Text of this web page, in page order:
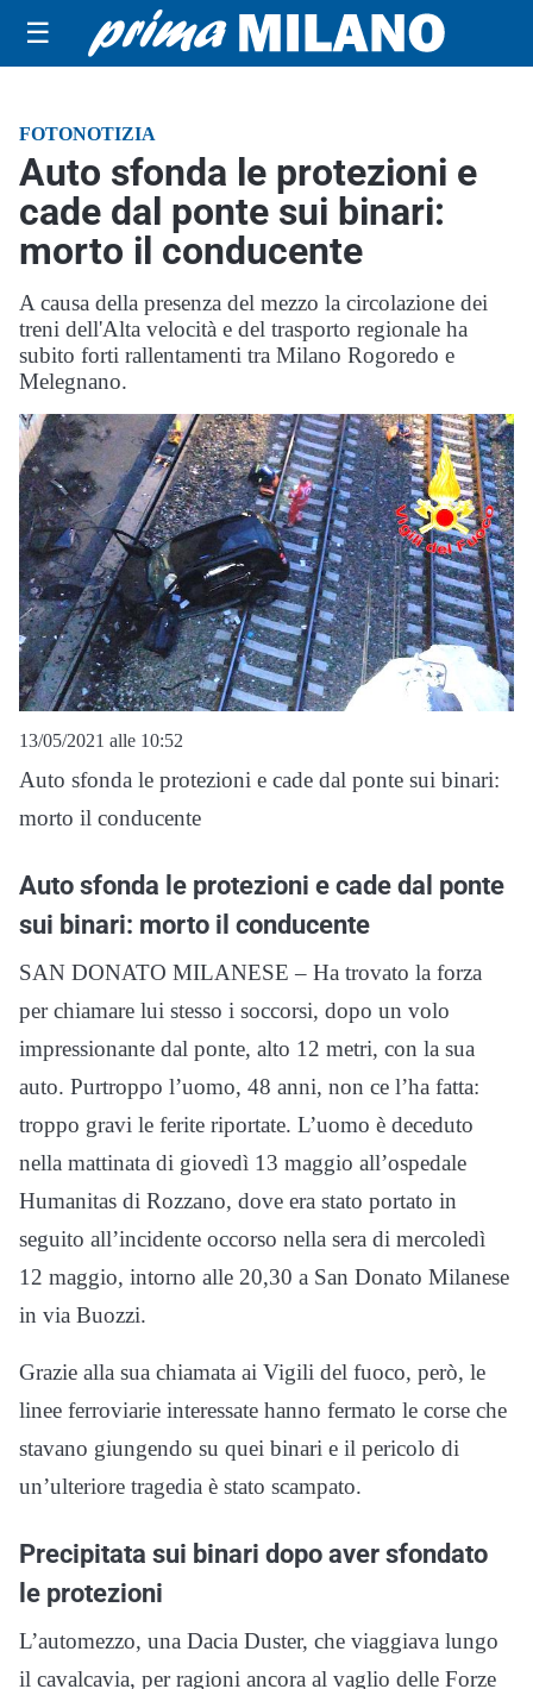
☰
FOTONOTIZIA
Auto sfonda le protezioni e
cade dal ponte sui binari:
morto il conducente
A causa della presenza del mezzo la circolazione dei
treni dell'Alta velocità e del trasporto regionale ha
subito forti rallentamenti tra Milano Rogoredo e
Melegnano.
13/05/2021 alle 10:52
Auto sfonda le protezioni e cade dal ponte sui binari:
morto il conducente
Auto sfonda le protezioni e cade dal ponte
sui binari: morto il conducente
SAN DONATO MILANESE – Ha trovato la forza
per chiamare lui stesso i soccorsi, dopo un volo
impressionante dal ponte, alto 12 metri, con la sua
auto. Purtroppo l’uomo, 48 anni, non ce l’ha fatta:
troppo gravi le ferite riportate. L’uomo è deceduto
nella mattinata di giovedì 13 maggio all’ospedale
Humanitas di Rozzano, dove era stato portato in
seguito all’incidente occorso nella sera di mercoledì
12 maggio, intorno alle 20,30 a San Donato Milanese
in via Buozzi.
Grazie alla sua chiamata ai Vigili del fuoco, però, le
linee ferroviarie interessate hanno fermato le corse che
stavano giungendo su quei binari e il pericolo di
un’ulteriore tragedia è stato scampato.
Precipitata sui binari dopo aver sfondato
le protezioni
L’automezzo, una Dacia Duster, che viaggiava lungo
il cavalcavia, per ragioni ancora al vaglio delle Forze